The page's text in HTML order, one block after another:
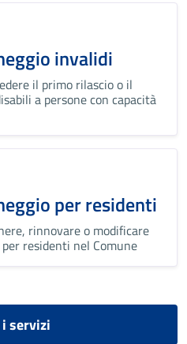
invalidi
il primo rilascio o il
a persone con capacità
per residenti
rinnovare o modificare
residenti nel Comune
servizi